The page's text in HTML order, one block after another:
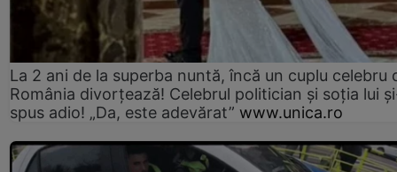
La 2 ani de la superba nuntă, încă un cuplu celebru
România divorțează! Celebrul politician și soția lui
spus adio! „Da, este adevărat” www.unica.ro